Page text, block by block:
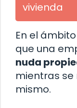
vivienda
En el
que una
nuda
mientras se
mismo.